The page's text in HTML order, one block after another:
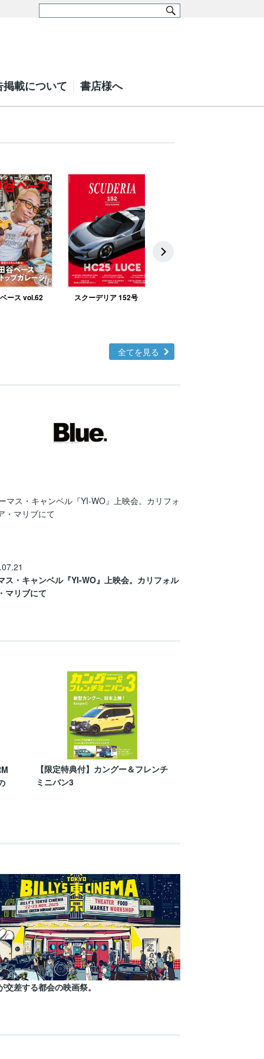
掲載について 書店様へ
ース vol.62 スクーデリア 152号
全てを見る
ス・キャンベル『YI-WO』上映会。カリフォル
マリブにて
【限定特典付】カングー＆フレンチ
ミニバン3
交差する都会の映画祭。